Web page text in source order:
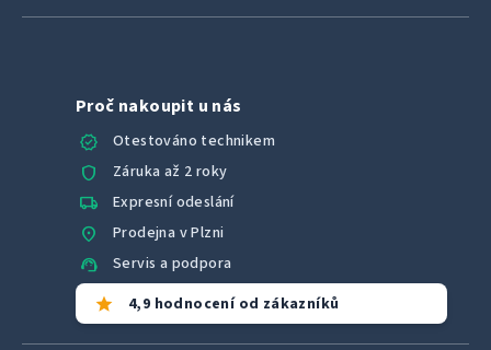
Proč nakoupit u nás
verified
Otestováno technikem
shield Záruka až 2 roky
local_shipping Expresní odeslání
location_on Prodejna v Plzni
support_agent Servis a podpora
star 4,9 hodnocení od zákazníků